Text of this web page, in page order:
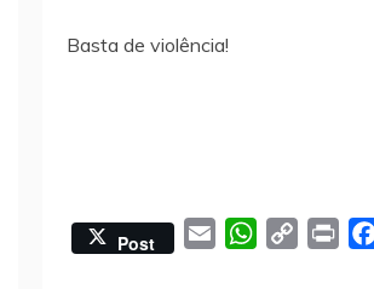
Basta de violência!
Post
W